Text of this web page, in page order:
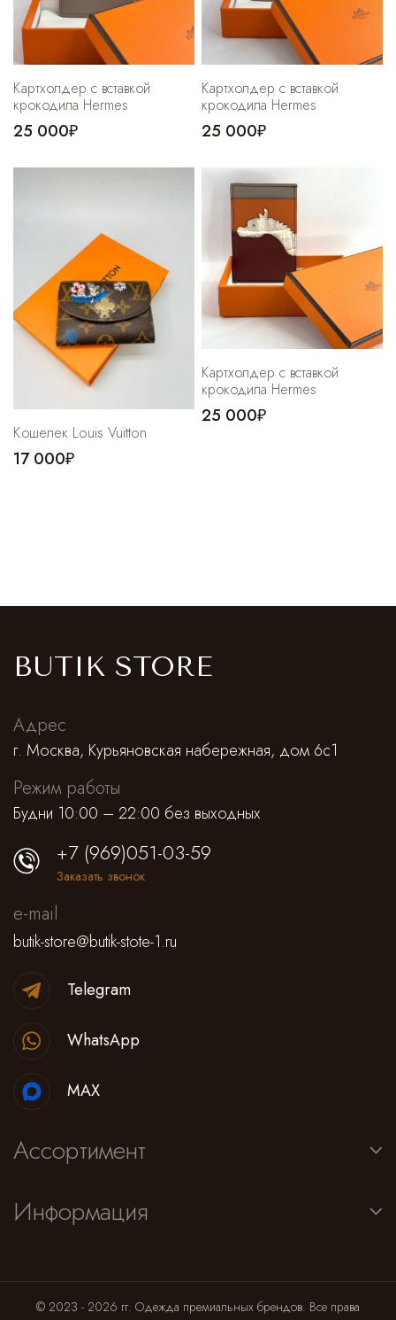
Картхолдер с вставкой
крокодила Hermes
25 000₽
Картхолдер с вставкой
крокодила Hermes
25 000₽
Кошелек Louis Vuitton
17 000₽
Картхолдер с вставкой
крокодила Hermes
25 000₽
BUTIK STORE
Адрес
г. Москва, Курьяновская набережная, дом 6с1
Режим работы
Будни 10:00 – 22:00 без выходных
Ассортимент
Информация
+7 (969)051-03-59
Заказать звонок
e-mail
butik-store@butik-stote-1.ru
Telegram
WhatsApp
MAX
© 2023 - 2026 гг. Одежда премиальных брендов. Все права